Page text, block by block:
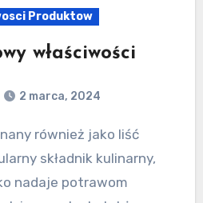
Produktow
właściwości
2 marca, 2024
składnik kulinarny,
nadaje potrawom